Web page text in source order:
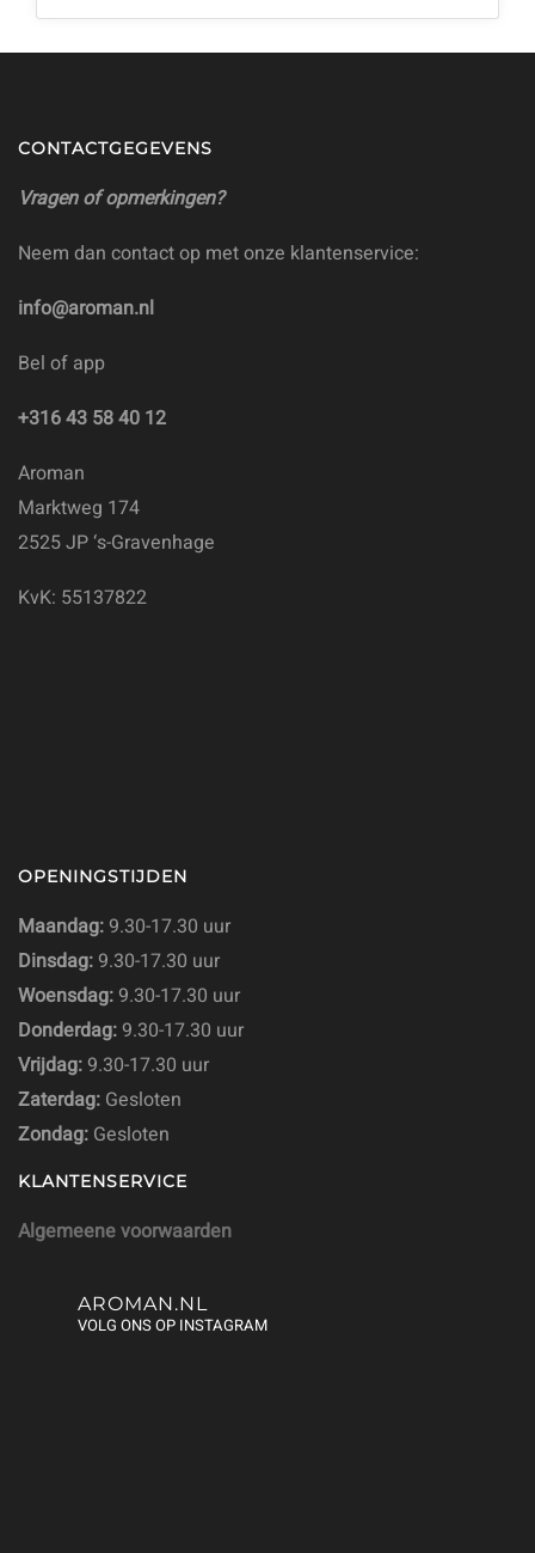
CONTACTGEGEVENS
Vragen of opmerkingen?
Neem dan contact op met onze klantenservice:
info@aroman.nl
Bel of app
+316 43 58 40 12
Aroman
Marktweg 174
2525 JP ‘s-Gravenhage
KvK: 55137822
OPENINGSTIJDEN
Maandag: 9.30-17.30 uur
Dinsdag: 9.30-17.30 uur
Woensdag: 9.30-17.30 uur
Donderdag: 9.30-17.30 uur
Vrijdag: 9.30-17.30 uur
Zaterdag: Gesloten
Zondag: Gesloten
KLANTENSERVICE
Algemeene voorwaarden
AROMAN.NL
VOLG ONS OP INSTAGRAM